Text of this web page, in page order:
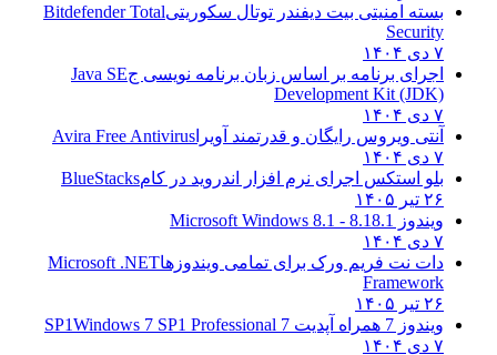
بسته امنیتی بیت دیفندر توتال سکوریتیBitdefender Total
Security
اجرای برنامه بر اساس زبان برنامه نویسی جJava SE
Development Kit (JDK)
آنتی ویروس رایگان و قدرتمند آویراAvira Free Antivirus
بلو استکس اجرای نرم افزار اندروید در کامBlueStacks
ویندوز 8.18.1 - Microsoft Windows 8.1
دات نت فریم ورک برای تمامی ویندوزهاMicrosoft .NET
Framework
ویندوز 7 همراه آپدیت 7 SP1
Windows 7 SP1 Professional